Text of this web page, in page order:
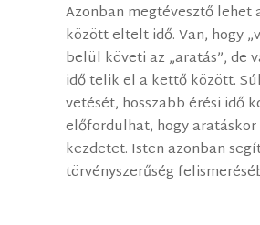
Azonban megtévesztő lehet
között eltelt idő. Van, hogy
belül követi az „aratás”, de
idő telik el a kettő között.
vetését, hosszabb érési idő
előfordulhat, hogy
kezdetet. Isten azonban
törvényszerűség